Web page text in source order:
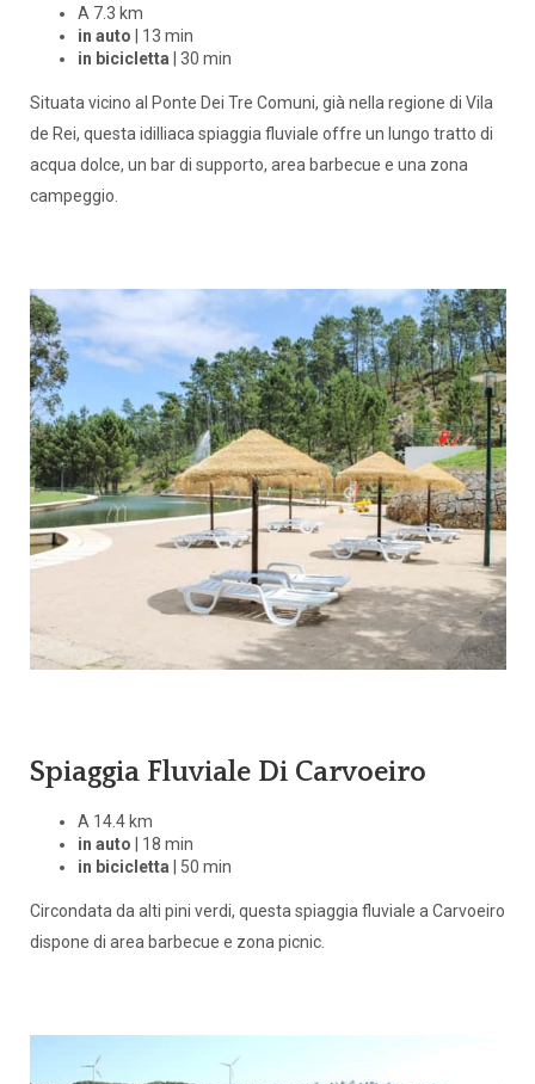
A 7.3 km
in auto | 13 min
in bicicletta | 30 min
Situata vicino al Ponte Dei Tre Comuni, già nella regione di Vila
de Rei, questa idilliaca spiaggia fluviale offre un lungo tratto di
acqua dolce, un bar di supporto, area barbecue e una zona
campeggio.
Spiaggia Fluviale Di Carvoeiro
A 14.4 km
in auto
| 18 min
in bicicletta
| 50 min
Circondata da alti pini verdi, questa spiaggia fluviale a Carvoeiro
dispone di area barbecue e zona picnic.